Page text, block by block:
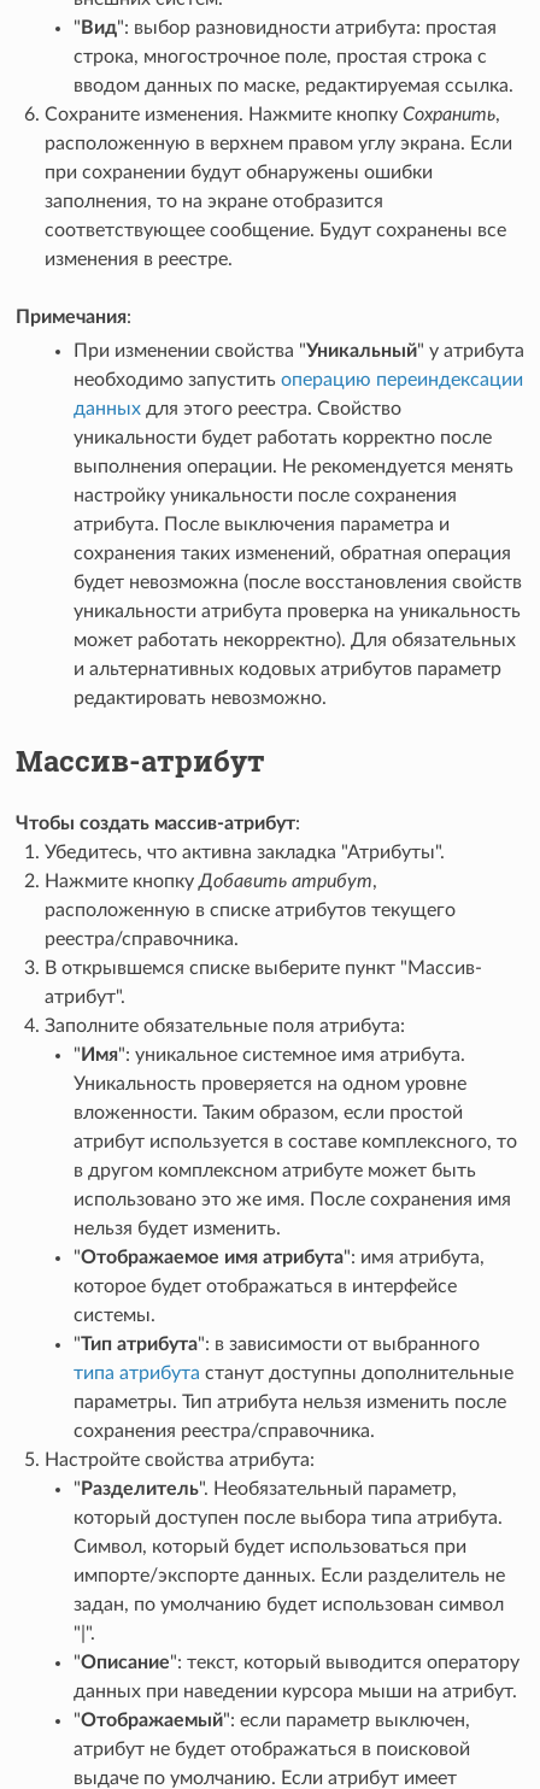
" Вид": выбор разновидности атрибута: простая
строка, многострочное поле, простая строка с
вводом данных по маске, редактируемая ссылка.
Сохраните изменения. Нажмите кнопку Сохранить,
расположенную в верхнем правом углу экрана. Если
при сохранении будут обнаружены ошибки
заполнения, то на экране отобразится
соответствующее сообщение. Будут сохранены все
изменения в реестре.
Примечания:
При изменении свойства "Уникальный" у атрибута
необходимо запустить операцию переиндексации
данныхдля этого реестра. Свойство
уникальности будет работать корректно после
выполнения операции. Не рекомендуется менять
настройку уникальности после сохранения
атрибута. После выключения параметра и
сохранения таких изменений, обратная операция
будет невозможна (после восстановления свойств
уникальности атрибута проверка на уникальность
может работать некорректно). Для обязательных
и альтернативных кодовых атрибутов параметр
редактировать невозможно.
Массив-атрибут
Чтобы создать массив-атрибут:
Убедитесь, что активна закладка "Атрибуты".
Нажмите кнопку Добавить атрибут,
расположенную в списке атрибутов текущего
реестра/справочника.
В открывшемся списке выберите пункт "Массив-
атрибут".
Заполните обязательные поля атрибута:
" Имя": уникальное системное имя атрибута.
Уникальность проверяется на одном уровне
вложенности. Таким образом, если простой
атрибут используется в составе комплексного, то
в другом комплексном атрибуте может быть
использовано это же имя. После сохранения имя
нельзя будет изменить.
"Отображаемое имя атрибута": имя атрибута,
которое будет отображаться в интерфейсе
системы.
"Тип атрибута": в зависимости от выбранного
типа атрибута станут доступны дополнительные
параметры. Тип атрибута нельзя изменить после
сохранения реестра/справочника.
Настройте свойства атрибута:
" Разделитель". Необязательный параметр,
который доступен после выбора типа атрибута.
Символ, который будет использоваться при
импорте/экспорте данных. Если разделитель не
задан, по умолчанию будет использован символ
"|".
"Описание": текст, который выводится оператору
данных при наведении курсора мыши на атрибут.
"Отображаемый": если параметр выключен,
атрибут не будет отображаться в поисковой
выдаче по умолчанию. Если атрибут имеет